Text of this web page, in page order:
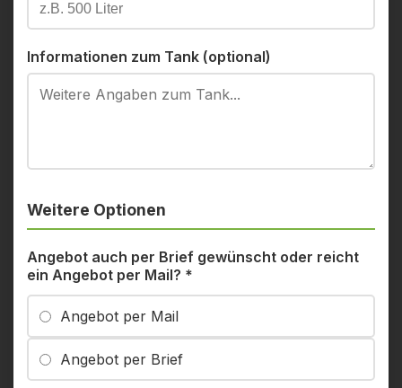
Informationen zum Tank (optional)
Weitere Optionen
Angebot auch per Brief gewünscht oder reicht
ein Angebot per Mail? *
Angebot per Mail
Angebot per Brief